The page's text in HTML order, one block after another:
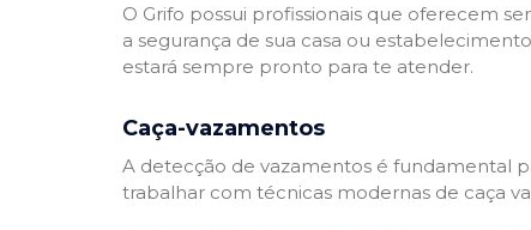
O Grifo possui profissionais que oferecem
a segurança de sua casa ou
estará sempre pronto para te atender.
Caça-vazamentos
A detecção de vazamentos é fundamental
trabalhar com técnicas modernas de caça